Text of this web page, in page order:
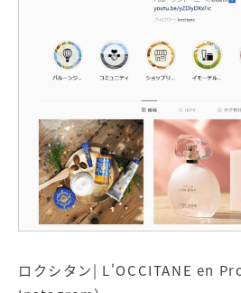
ロクシタン| L'OCCITANE en